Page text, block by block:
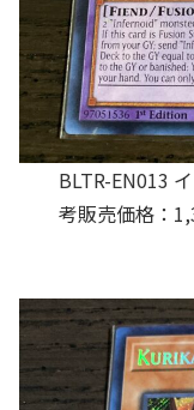
BLTR-EN013
考販売価格：